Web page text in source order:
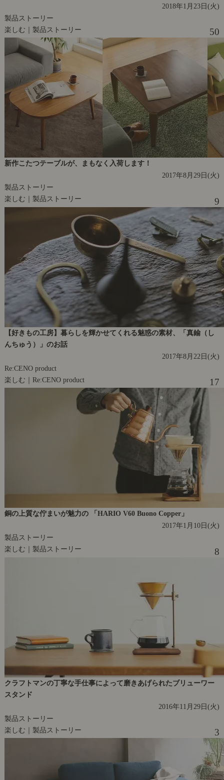
2018年1月23日(火)
製品ストーリー
楽しむ｜製品ストーリー
50
新作こたつテーブルが、まもなく入荷します！
2017年8月29日(火)
製品ストーリー
楽しむ｜製品ストーリー
9
【好きもの工房】暮らしを輝かせてくれる魅惑の素材、「真鍮（し
んちゅう）」のお話
2017年8月22日(火)
Re:CENO product
楽しむ｜Re:CENO product
17
銅の上質な佇まいが魅力の 「HARIO V60 Buono Copper」
2017年1月10日(火)
製品ストーリー
楽しむ｜製品ストーリー
8
クラフトマンの丁寧な手仕事によって磨きあげられたブリューワー
スタンド
2016年11月29日(火)
製品ストーリー
楽しむ｜製品ストーリー
3